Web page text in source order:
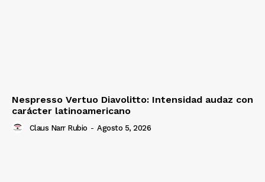
Nespresso Vertuo Diavolitto: Intensidad audaz con
carácter latinoamericano
Claus Narr Rubio - Agosto 5, 2026